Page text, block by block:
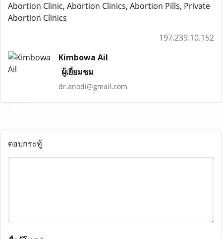
Abortion Clinic, Abortion Clinics, Abortion Pills, Private
Abortion Clinics
197.239.10.152
Kimbowa Ail
ผู้เยี่ยมชม
dr.anodi@gmail.com
ตอบกระทู้